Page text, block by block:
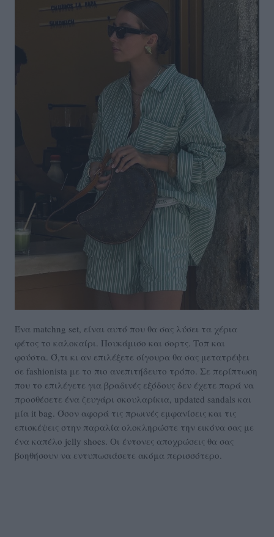
Ένα matchng set, είναι αυτό που θα σας λύσει τα χέρια
φέτος το καλοκαίρι. Πουκάμισο και σορτς. Τοπ και
φούστα. Ό,τι κι αν επιλέξετε σίγουρα θα σας μετατρέψει
σε fashionista με το πιο ανεπιτήδευτο τρόπο. Σε περίπτωση
που το επιλέγετε για βραδινές εξόδους δεν έχετε παρά να
προσθέσετε ένα ζευγάρι σκουλαρίκια, updated sandals και
μία it bag. Όσον αφορά τις πρωινές εμφανίσεις και τις
επισκέψεις στην παραλία ολοκληρώστε την εικόνα σας με
ένα καπέλο jelly shoes. Οι έντονες αποχρώσεις θα σας
βοηθήσουν να εντυπωσιάσετε ακόμα περισσότερο.